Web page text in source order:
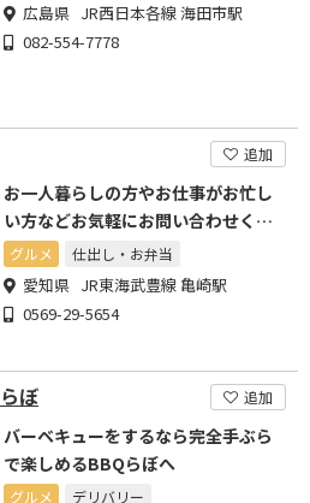
広島県 JR西日本各線 海田市駅
082-554-7778
追加
お一人暮らしの方やお仕事がお忙し
い方などお気軽にお問い合わせくだ
さい
グルメ 仕出し・お弁当
愛知県 JR東海武豊線 亀崎駅
0569-29-5654
ぼ 追加
バーベキューをするなら完全手ぶら
で楽しめるBBQらぼへ
グルメ デリバリー